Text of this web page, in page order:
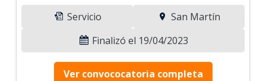
Servicio
San Martín
Finalizó el 19/04/2023
Ver convococatoria completa